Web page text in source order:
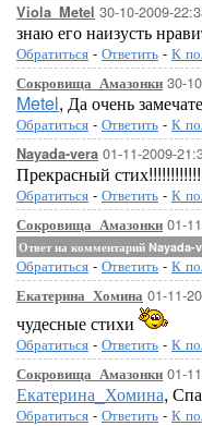
Viola_Metel 30-10-2009-
знаю его наизусть
Обратиться - Ответить - К
Сокровища_Амазонки 30-
Metel, Да очень
Обратиться - Ответить - К
Nayada-vera 01-11-2009-
Прекрасный
Обратиться - Ответить - К
Сокровища_Амазонки 01-
Ответ на комментарий Nayada-
Обратиться - Ответить - К
Екатерина_Хомина 01-11-
чудесные стихи
Обратиться - Ответить - К
Сокровища_Амазонки 01-
Екатерина_Хомина,
Обратиться - Ответить - К